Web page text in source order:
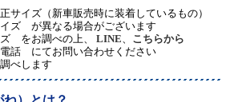
サイズ（新車販売時に装着しているもの）
ズ が異なる場合がございます
ズ をお調べの上、LINE
こちらから
話 にてお問い合わせください
べします